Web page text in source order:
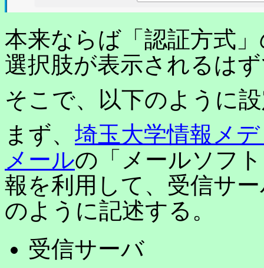
本来ならば「認証方式
選択肢が表示されるは
そこで、以下のように
まず、 埼玉大学情報メ
メールの「メールソフ
報を利用して、受信サ
のように記述する。
受信サーバ